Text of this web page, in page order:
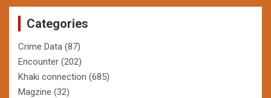
Categories
Crime Data (87)
Encounter (202)
Khaki connection (685)
Magzine (32)